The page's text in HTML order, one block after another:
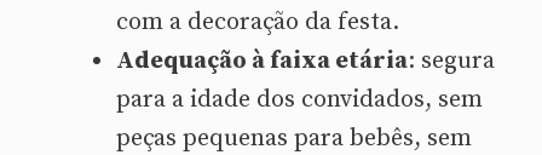
com a decoração da festa.
Adequação à faixa etária: segura
para a idade dos convidados, sem
peças pequenas para bebês, sem